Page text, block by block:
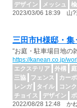
デザイン
メッシュ
楡
2023/03/06 18:39 山?
三田市H様邸・
“お庭・駐車場目地の
https://kanean.co.jp/
エクステリア
外構 庭
三協
フェンス カー
レンガ
タイル コン
チョイス
デザイン
2022/08/28 12:48 かね